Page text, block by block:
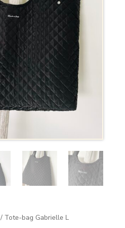
/ Tote-bag Gabrielle L